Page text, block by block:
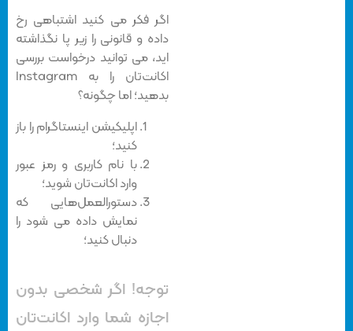
اگر فکر می کنید اشتباهی رخ
داده و قانونی را زیر پا نگذاشته
اید، می توانید درخواست بررسی
اکانت‌تان را به Instagram
بدهید؛ اما چگونه؟
اپلیکیشن اینستاگرام را باز
کنید؛
با نام کاربری و رمز عبور
وارد اکانت‌تان شوید؛
دستور‌العمل‌هایی که
نمایش داده می شود را
دنبال کنید؛
توجه! اگر شخصی بدون
اجازه شما وارد اکانت‌تان